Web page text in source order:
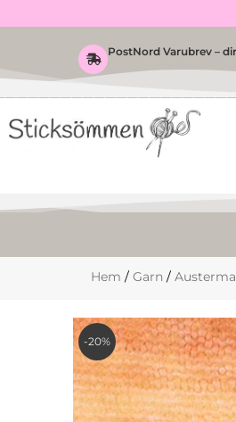
till
PostNord Varubrev –
Hem / Garn /
-20%